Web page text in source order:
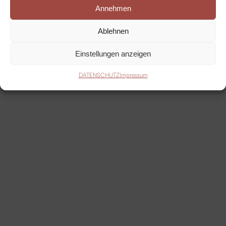
Annehmen
Ablehnen
Einstellungen anzeigen
DATENSCHUTZImpressum